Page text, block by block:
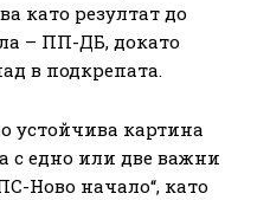
като резултат до
– ПП-ДБ, докато
в подкрепата.
устойчива картина
с едно или две важни
Ново начало“, като